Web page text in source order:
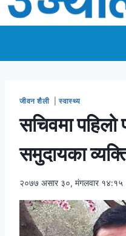
जीवन शैली स्वास्थ्य
सचिवमा
समुदायका
२०७७ असार ३०, मंगलवार १४:१५